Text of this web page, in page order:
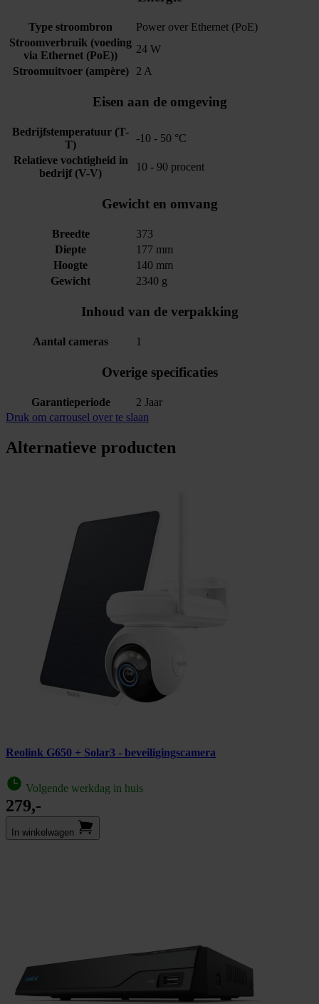
Type stroombron
Power over Ethernet (PoE)
Stroomverbruik (voeding
via Ethernet (PoE))
24 W
Stroomuitvoer (ampère)
2 A
Eisen aan de omgeving
Bedrijfstemperatuur (T-
T)
-10 - 50 °C
Relatieve vochtigheid in
bedrijf (V-V)
10 - 90 procent
Gewicht en omvang
Breedte
373
Diepte
177 mm
Hoogte
140 mm
Gewicht
2340 g
Inhoud van de verpakking
Aantal cameras 1
Overige specificaties
Garantieperiode
2 Jaar
Druk om carrousel over te slaan
Alternatieve producten
Reolink G650 + Solar3 - beveiligingscamera
Volgende werkdag in huis
279,-
In winkel­wagen